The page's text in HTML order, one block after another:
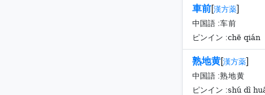
車前[漢方薬]
中国語 :车前
ピンイン :chē qián
熟地黄[漢方薬]
中国語 :熟地黄
ピンイン :shú dì